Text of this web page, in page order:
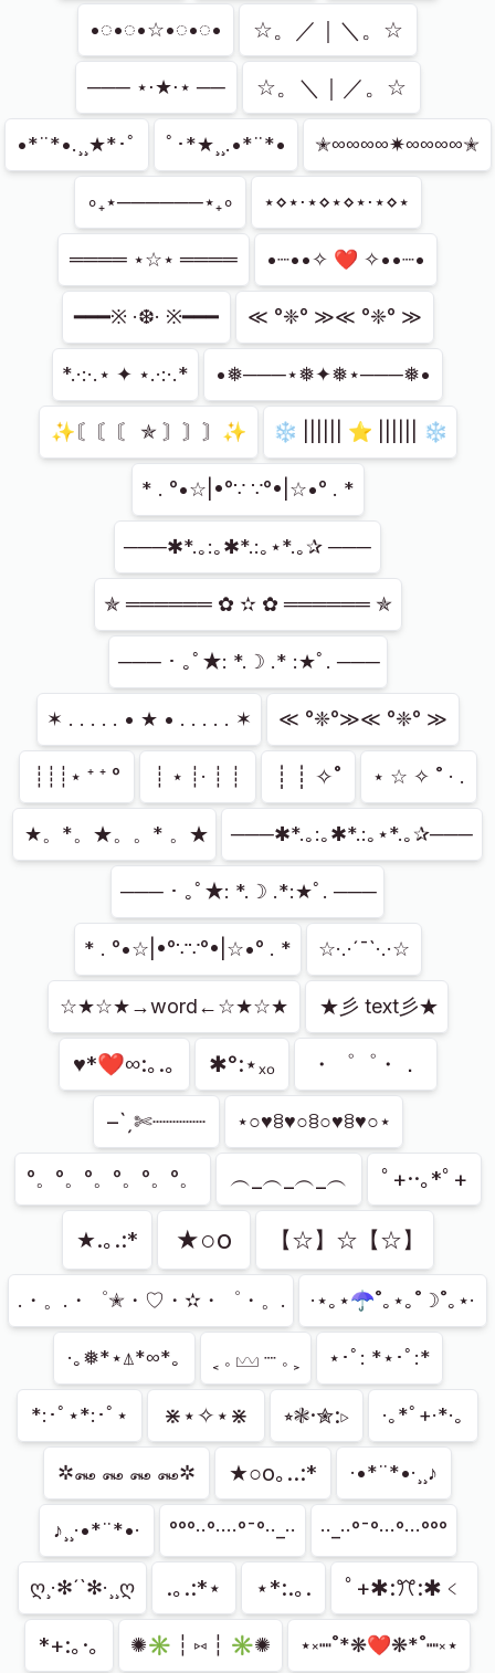
•◌•◌•☆•◌•◌• ☆。／｜＼。☆
─── ⋆⋅★⋅⋆ ── ☆。＼｜／。☆
•*¨*•.¸¸★*･ﾟ ﾟ･*★¸¸.•*¨*• ✭∞∞∞∞✷∞∞∞∞✭
∘₊⋆──────⋆₊∘ ⋆⋄⋆⋅⋆⋄⋆⋄⋆⋅⋆⋄⋆
════ ⋆☆⋆ ════ •┈••✧ ❤ ✧••┈•
━━━※ ·❆· ※━━━ ≪ °❈° ≫≪ °❈° ≫
*.·:·.⋆ ✦ ⋆.·:·.* •❅───⋆❅✦❅⋆───❅•
✨〘〘〘 ✯ 〙〙〙✨ ❄ |||||| ⭐ |||||| ❄
* . °•☆|•°∵ ∵°•|☆•° . *
───✱*.｡:｡✱*.:｡⋆*.｡✰ ───
✯ ══════ ✿ ✫ ✿ ══════ ✯
─── ･ ｡ﾟ★: *.☽ .* :★ﾟ. ───
✶ . . . . . • ★ • . . . . . ✶ ≪ °❈°≫≪ °❈° ≫
┊┊┊⋆ ⁺ ⁺ ° ┊ ⋆ ┊· ┊ ┊ ┊ ┊ ✧˚ ⋆ ☆ ✧ ˚ · .
★。*。★。。* 。★ ───✱*.｡:｡✱*.:｡⋆*.｡✰───
─── ･ ｡ﾟ★: *.☽ .*:★ﾟ. ───
* . °•☆|•°∵∵°•|☆•° . * ☆·.·´¯`·.·☆
☆★☆★→word←☆★☆★ ★彡 text彡★
♥*❤∞:｡.｡ ✱°:⋆ₓₒ ・゜゜・．
–ˋˏ✄┈┈┈┈ ⋆○♥ꊞ♥○ꊞ○♥ꊞ♥○⋆
°。°。°。°。°。°。 ︵_︵_︵_︵ ﾟ+··｡*ﾟ+
★.｡.:* ★○o 【☆】☆【☆】
.・。.・゜✭・♡・✫・゜・。. ·⋆｡⋆☂˚｡⋆｡˚☽˚｡⋆·
·｡❅*⋆⍋*∞*｡ ˱ 𓈒 𓈊 ┈ 𓈒 ˲ ⋆･ﾟ: *⋆･ﾟ:*
*:･ﾟ⋆*:･ﾟ⋆ ⋇⋆✧⋆⋇ ⭒❃·✮:▹ ·｡*ﾟ+·*·｡
✲꘏ ꘏ ꘏ ꘏✲ ★○o｡..:* ·•*¨*•·¸¸♪
♪¸¸·•*¨*•· °°°··°····°¯°··_·· ··_··°¯°···°···°°°
ღ¸·✻´`✻·¸¸ღ .｡.:*⋆ ⋆*:.｡. ﾟ+✱:ꔫ:✱﹤
*+:｡·｡ ✺✳ ┆ ⑅ ┆ ✳✺ ⋆༝┉˚*❋❤❋*˚┉༝⋆